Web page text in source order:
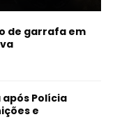
de garrafa em
após Polícia
e